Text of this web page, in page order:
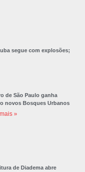
segue com explosões;
de São Paulo ganha
novos Bosques Urbanos
»
de Diadema abre